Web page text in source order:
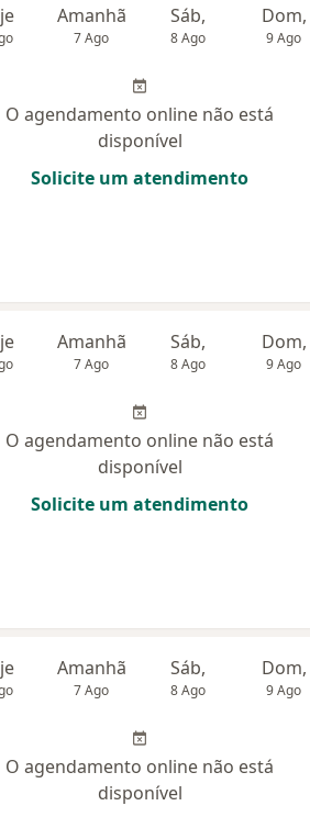
Amanhã
7 Ago
Sáb,
8 Ago
Dom,
9 Ago
O agendamento online não está
disponível
Solicite um atendimento
Amanhã
7 Ago
Sáb,
8 Ago
Dom,
9 Ago
O agendamento online não está
disponível
Solicite um atendimento
Amanhã
7 Ago
Sáb,
8 Ago
Dom,
9 Ago
O agendamento online não está
disponível